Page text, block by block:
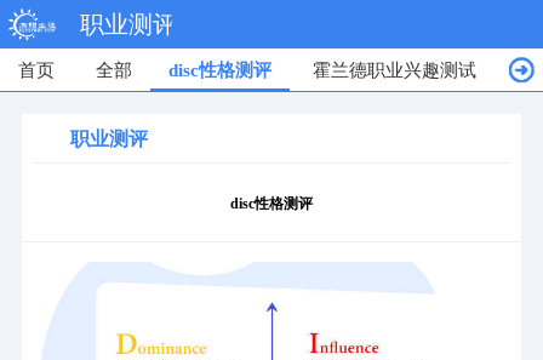
职业测评
首页 全部 disc性格测评 霍兰德职业兴趣测试
职业测评
disc性格测评